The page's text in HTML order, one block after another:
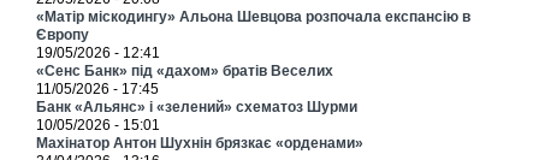
«Матір міскодингу» Альона Шевцова розпочала експансію в
Європу
19/05/2026 - 12:41
«Сенс Банк» під «дахом» братів Веселих
11/05/2026 - 17:45
Банк «Альянс» і «зелений» схематоз Шурми
10/05/2026 - 15:01
Махінатор Антон Шухнін брязкає «орденами»